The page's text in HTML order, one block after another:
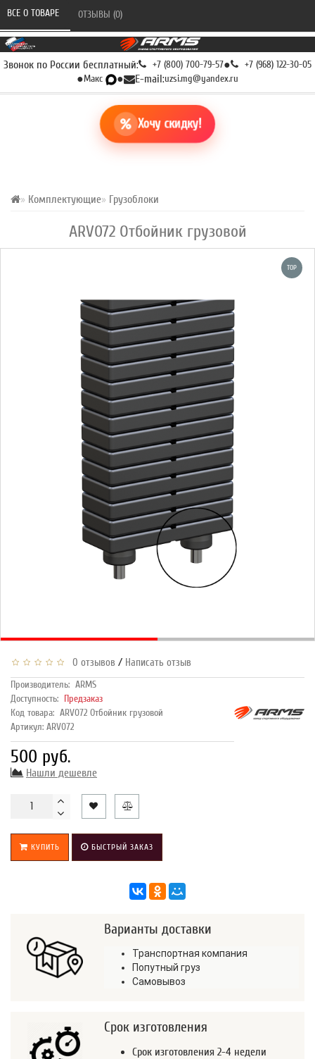
Звонок по России бесплатный: +7 (800) 700-79-57● +7 (968) 122-30-05
●Макс ● E-mail:uzsi.mg@yandex.ru
Хочу скидку!
Комплектующие Грузоблоки
ARV072 Отбойник грузовой
ВСЕ О ТОВАРЕ ОТЗЫВЫ (0)
TOP
0 отзывов / Написать отзыв
Производитель: ARMS
Доступность: Предзаказ
Код товара: ARV072 Отбойник грузовой
Артикул: ARV072
500 руб.
Нашли дешевле
КУПИТЬ БЫСТРЫЙ ЗАКАЗ
Варианты доставки
Транспортная компания
Попутный груз
Самовывоз
Срок изготовления
Срок изготовления 2-4 недели